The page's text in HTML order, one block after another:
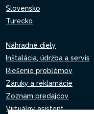
Slovensko
Turecko
Náhradné diely
Inštalácia, údržba a servis
Riešenie problémov
Záruky a reklamácie
Zoznam predajcov
Virtuálny asistent